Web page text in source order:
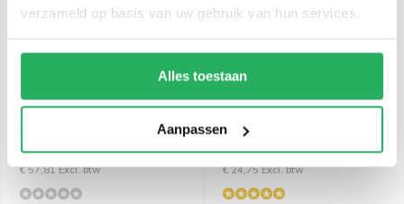
verzameld op basis van uw gebruik van hun services.
Alles toestaan
Aanpassen
Quad Lock Motor Fork
Stem Mount Pro
79,95€ 69,95Incl. btw
€ 57,81 Excl. btw
Quad Lock B-kogel voor
Quad Lock case montage
€ 29,95Incl. btw
€ 24,75 Excl. btw